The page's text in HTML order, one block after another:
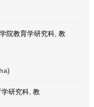
院教育学研究科, 教
研究科, 教